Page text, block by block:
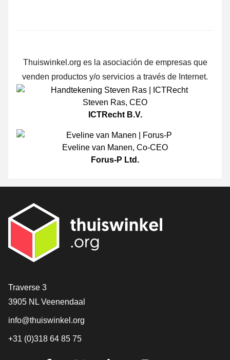
Thuiswinkel.org es la asociación de empresas que
venden productos y/o servicios a través de Internet.
Steven Ras, CEO
ICTRecht B.V.
Eveline van Manen, Co-CEO
Forus-P Ltd.
[_General:Contact]
Traverse 3
3905 NL Veenendaal
info@thuiswinkel.org
+31 (0)318 64 85 75